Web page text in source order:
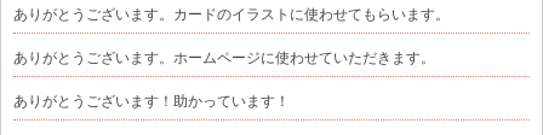
ありがとうございます。カードのイラストに使わせてもらいます。
ありがとうございます。ホームページに使わせていただきます。
ありがとうございます！助かっています！